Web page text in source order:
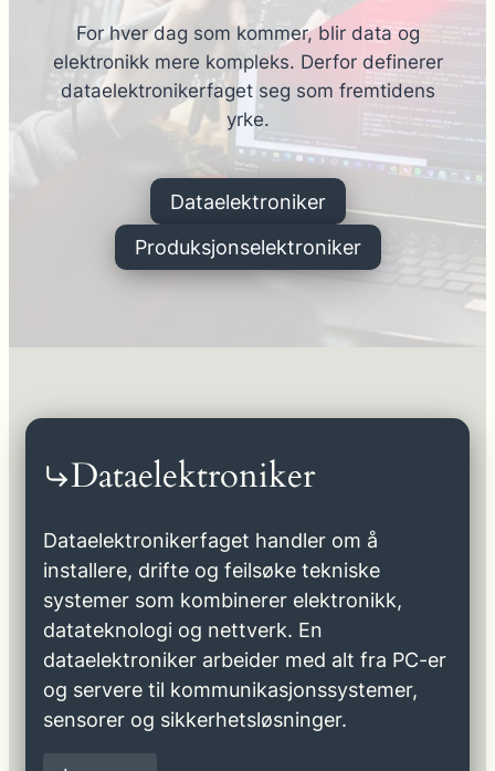
For hver dag som kommer, blir data og
elektronikk mere kompleks. Derfor definerer
dataelektronikerfaget seg som fremtidens
yrke.
Dataelektroniker
Produksjonselektroniker
Dataelektroniker
Dataelektronikerfaget handler om å
installere, drifte og feilsøke tekniske
systemer som kombinerer elektronikk,
datateknologi og nettverk. En
dataelektroniker arbeider med alt fra PC-er
og servere til kommunikasjonssystemer,
sensorer og sikkerhetsløsninger.